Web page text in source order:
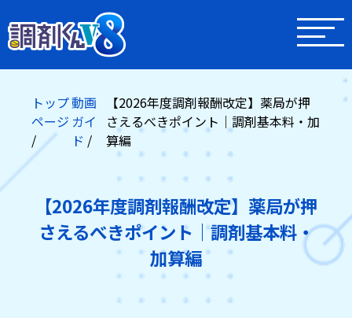
トップ
ページ
動画
ガイ
ド
【2026年度調剤報酬改定】薬局が押
さえるべきポイント｜調剤基本料・加
算編
【2026年度調剤報酬改定】薬局が押
さえるべきポイント｜調剤基本料・
加算編